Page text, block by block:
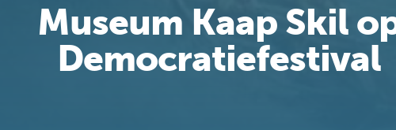
Museum Kaap Skil
Democratiefestival